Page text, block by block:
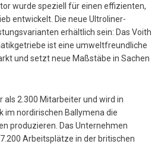
wurde speziell für einen effizienten,
entwickelt. Die neue Ultroliner-
erhältlich sein: Das Voith
ist eine umweltfreundliche
und setzt neue Maßstäbe in Sachen
2.300 Mitarbeiter und wird in
im nordirischen Ballymena die
produzieren. Das Unternehmen
Arbeitsplätze in der britischen